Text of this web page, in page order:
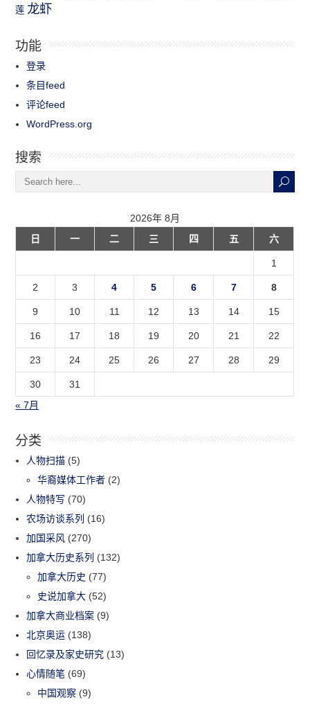
莲 龙虾
功能
登录
条目feed
评论feed
WordPress.org
搜索
2026年 8月
日
一 二 三 四 五 六
1
2 3 4 5 6 7 8
9 10 11 12 13 14 15
16 17 18 19 20 21 22
23 24 25 26 27 28 29
30
31
« 7月
分类
人物扫描 (5)
华裔媒体工作者 (2)
人物特写 (70)
农场访谈系列 (16)
加国采风 (270)
加拿大历史系列 (132)
加拿大历史 (77)
史说加拿大 (52)
加拿大商业档案 (9)
北京奥运 (138)
回忆录及家史研究 (13)
心情随笔 (69)
中国观察 (9)